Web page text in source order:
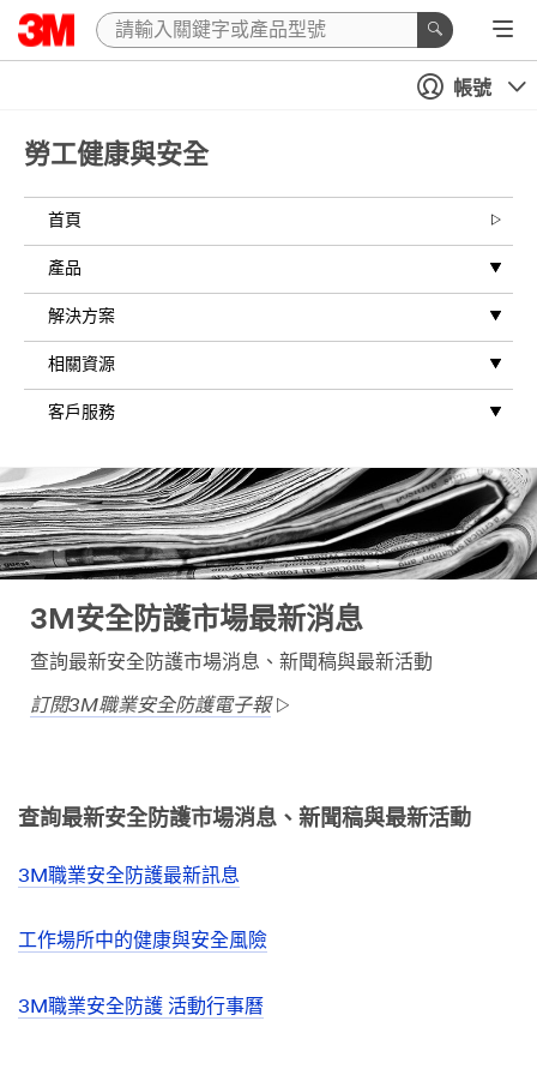
帳號
勞工健康與安全
首頁
產品
解決方案
相關資源
客戶服務
3M安全防護市場最新消息
查詢最新安全防護市場消息、新聞稿與最新活動
訂閱3M職業安全防護電子報
查詢最新安全防護市場消息、新聞稿與最新活動
3M職業安全防護最新訊息
工作場所中的健康與安全風險
3M職業安全防護 活動行事曆